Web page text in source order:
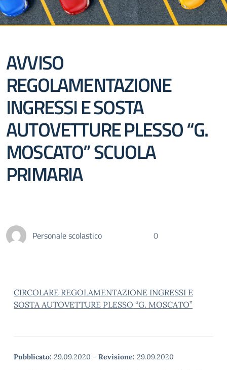
AVVISO
REGOLAMENTAZIONE
INGRESSI E SOSTA
AUTOVETTURE PLESSO “G.
MOSCATO” SCUOLA
PRIMARIA
Personale scolastico 0
CIRCOLARE REGOLAMENTAZIONE INGRESSI E
SOSTA AUTOVETTURE PLESSO “G. MOSCATO”
Pubblicato: 29.09.2020 - Revisione: 29.09.2020